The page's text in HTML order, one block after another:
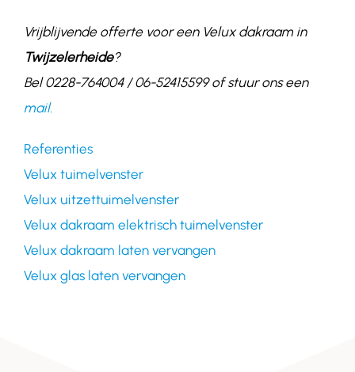
Vrijblijvende offerte voor een Velux dakraam in
Twijzelerheide?
Bel 0228-764004 / 06-52415599 of stuur ons een
mail.
Referenties
Velux tuimelvenster
Velux uitzettuimelvenster
Velux dakraam elektrisch tuimelvenster
Velux dakraam laten vervangen
Velux glas laten vervangen